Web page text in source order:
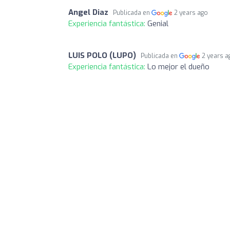
Angel Diaz Publicada en 2 years ago
Experiencia fantástica: Genial
LUIS POLO (LUPO) Publicada en 2 years
Experiencia fantástica: Lo mejor el dueño